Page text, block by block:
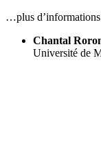
…plus d’informations
Chantal
Université de